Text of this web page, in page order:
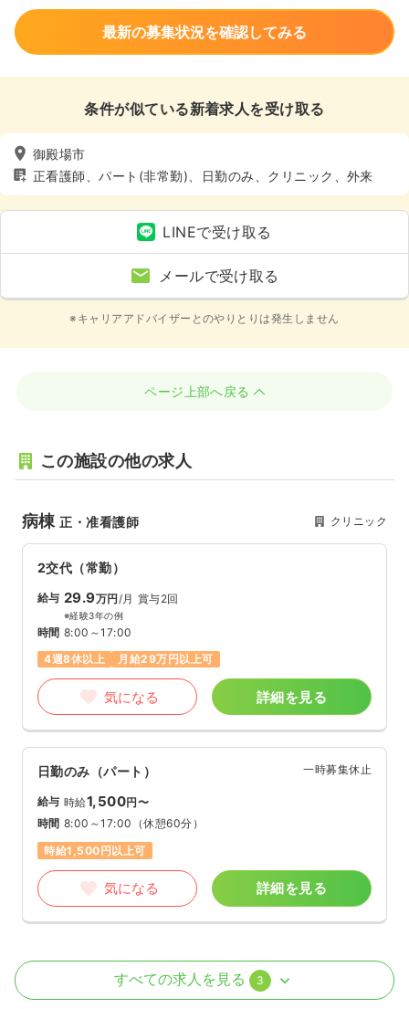
最新の募集状況を確認してみる
条件が似ている新着求人を受け取る
御殿場市
正看護師、パート(非常勤)、日勤のみ、クリニック、外来
LINEで受け取る
メールで受け取る
※キャリアアドバイザーとのやりとりは発生しません
ページ上部へ戻る
この施設の他の求人
病棟正・准看護師 クリニック
2交代（常勤）
給与 29.9万円/月 賞与2回
※経験3年の例
時間 8:00～17:00
4週8休以上
月給29万円以上可
気になる 詳細を見る
日勤のみ（パート） 一時募集休止
給与 時給1,500円〜
時間 8:00～17:00 （休憩60分）
時給1,500円以上可
気になる 詳細を見る
病棟 すべての求人を見る 3